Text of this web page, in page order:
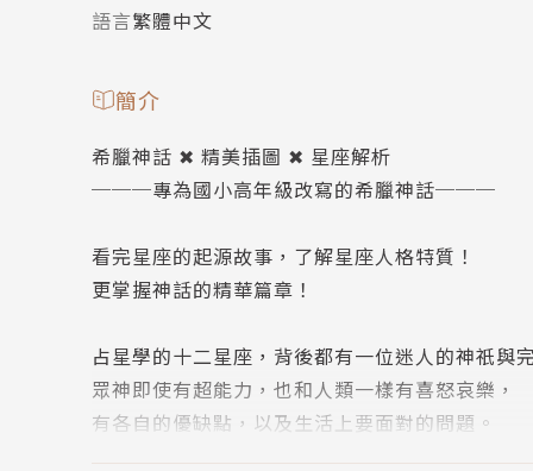
語言繁體中文
簡介
希臘神話 ✖︎ 精美插圖 ✖︎ 星座解析
───專為國小高年級改寫的希臘神話───
看完星座的起源故事，了解星座人格特質！
更掌握神話的精華篇章！
占星學的十二星座，背後都有一位迷人的神祇與
眾神即使有超能力，也和人類一樣有喜怒哀樂，
有各自的優缺點，以及生活上要面對的問題。